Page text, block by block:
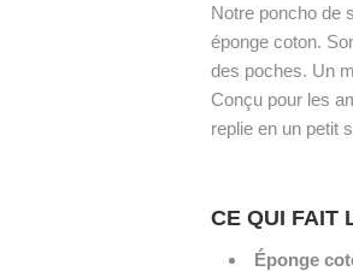
Notre poncho de
éponge coton.
des poches. Un
Conçu pour les
replie en un petit
CE QUI FAIT
Éponge